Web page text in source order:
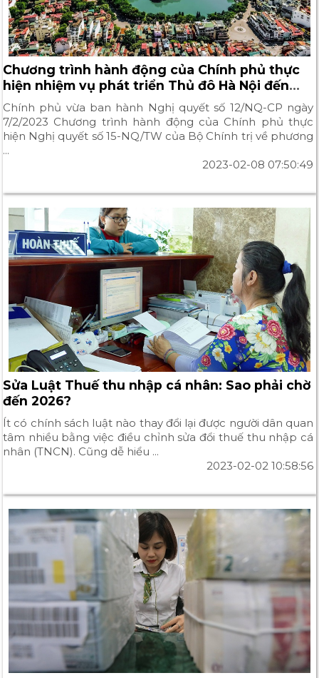
Chương trình hành động của Chính phủ thực
hiện nhiệm vụ phát triển Thủ đô Hà Nội đến
năm 2030
Chính phủ vừa ban hành Nghị quyết số 12/NQ-CP ngày
7/2/2023 Chương trình hành động của Chính phủ thực
hiện Nghị quyết số 15-NQ/TW của Bộ Chính trị về phương
...
2023-02-08 07:50:49
Sửa Luật Thuế thu nhập cá nhân: Sao phải chờ
đến 2026?
Ít có chính sách luật nào thay đổi lại được người dân quan
tâm nhiều bằng việc điều chỉnh sửa đổi thuế thu nhập cá
nhân (TNCN). Cũng dễ hiểu ...
2023-02-02 10:58:56